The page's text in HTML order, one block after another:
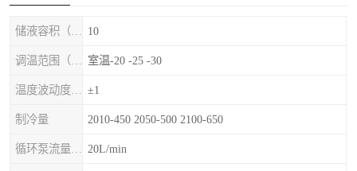
10
室温-20 -25 -30
±1
制冷量 2010-450 2050-500 2100-650
20L/min